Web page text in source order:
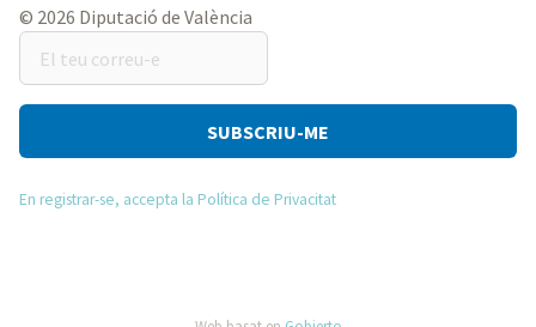
© 2026 Diputació de València
teu
correu-
En registrar-se, accepta la Política de Privacitat